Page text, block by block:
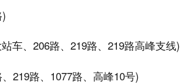
车、206路、219路、219路高峰支线)
219路、1077路、高峰10号)